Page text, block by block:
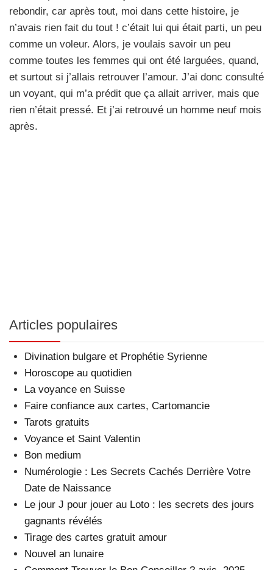
rebondir, car après tout, moi dans cette histoire, je
n’avais rien fait du tout ! c’était lui qui était parti, un peu
comme un voleur. Alors, je voulais savoir un peu
comme toutes les femmes qui ont été larguées, quand,
et surtout si j’allais retrouver l’amour. J’ai donc consulté
un voyant, qui m’a prédit que ça allait arriver, mais que
rien n’était pressé. Et j’ai retrouvé un homme neuf mois
après.
Articles populaires
Divination bulgare et Prophétie Syrienne
Horoscope au quotidien
La voyance en Suisse
Faire confiance aux cartes, Cartomancie
Tarots gratuits
Voyance et Saint Valentin
Bon medium
Numérologie : Les Secrets Cachés Derrière Votre
Date de Naissance
Le jour J pour jouer au Loto : les secrets des jours
gagnants révélés
Tirage des cartes gratuit amour
Nouvel an lunaire